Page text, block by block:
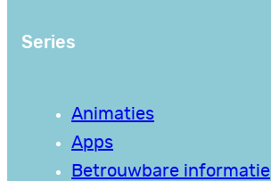
Series
Animaties
Apps
Betrouwbare informatie